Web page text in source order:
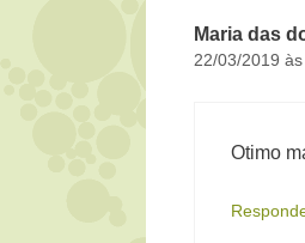
Maria das
22/03/2019 às
Otimo